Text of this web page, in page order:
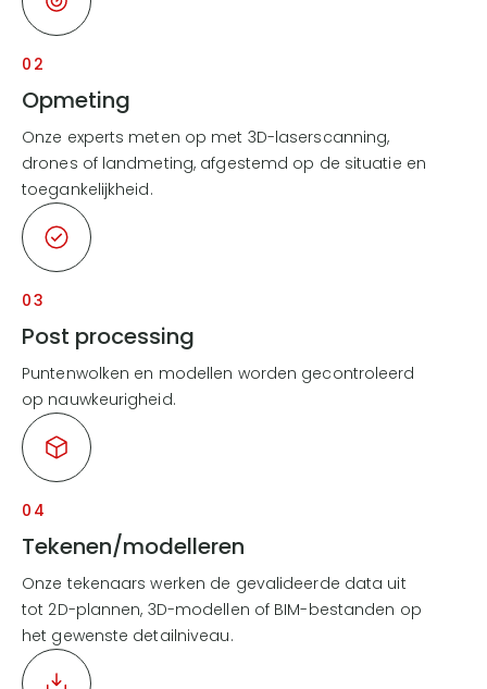
02
Opmeting
Onze experts meten op met 3D-laserscanning,
drones of landmeting, afgestemd op de situatie en
toegankelijkheid.
03
Post processing
Puntenwolken en modellen worden gecontroleerd
op nauwkeurigheid.
04
Tekenen/modelleren
Onze tekenaars werken de gevalideerde data uit
tot 2D-plannen, 3D-modellen of BIM-bestanden op
het gewenste detailniveau.